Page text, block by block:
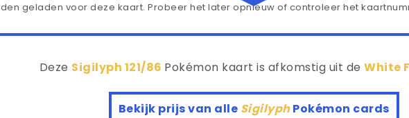
geladen voor deze kaart. Probeer het later opnieuw of controleer het
Deze Sigilyph 121/86 Pokémon kaart is afkomstig uit deWhite
Bekijk prijs van alle SigilyphPokémon cards